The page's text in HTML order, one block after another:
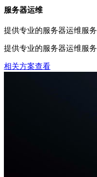
服务器运维
提供专业的服务器运维服务
提供专业的服务器运维服务
相关方案查看